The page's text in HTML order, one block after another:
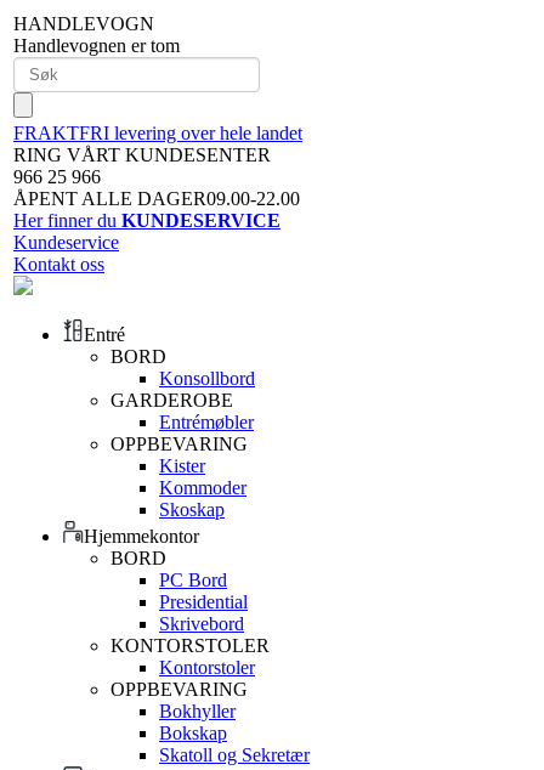
HANDLEVOGN
Handlevognen er tom
FRAKTFRI levering over hele landet
RING VÅRT KUNDESENTER
966 25 966
ÅPENT ALLE DAGER09.00-22.00
Her finner du KUNDESERVICE
Kundeservice
Kontakt oss
Entré
BORD
Konsollbord
GARDEROBE
Entrémøbler
OPPBEVARING
Kister
Kommoder
Skoskap
Hjemmekontor
BORD
PC Bord
Presidential
Skrivebord
KONTORSTOLER
Kontorstoler
OPPBEVARING
Bokhyller
Bokskap
Skatoll og Sekretær